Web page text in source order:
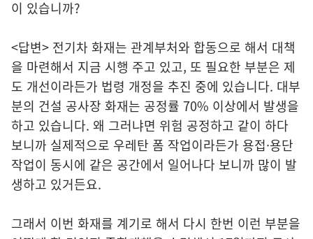
이 있습니까?
<답변> 전기차 화재는 관계부처와 합동으로 해서 대책
을 마련해서 지금 시행 주고 있고, 또 필요한 부분은 제
도 개선이라든가 법령 개정을 추진 중에 있습니다. 대부
분의 건설 공사장 화재는 공정률 70% 이상에서 발생을
하고 있습니다. 왜 그러냐면 위험 공정하고 같이 하다
보니까 실제적으로 우레탄 폼 작업이라든가 용접·용단
작업이 동시에 같은 공간에서 일어나다 보니까 많이 발
생하고 있거든요.
그래서 이번 화재를 계기로 해서 다시 한번 이런 부분을